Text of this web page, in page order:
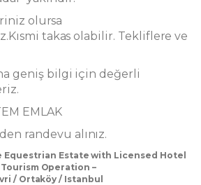
olursa
takas olabilir. Tekliflere ve
geniş bilgi için değerli
EMLAK
randevu alınız.
Estate with Licensed Hotel
Tourism Operation –
/ Ortaköy / Istanbul